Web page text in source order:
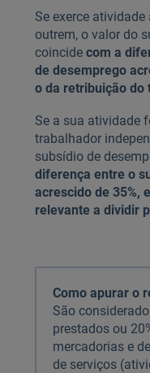
Se exerce
outrem, o valor do
coincide com a
de desemprego
o da retribuição do
Se a sua atividade
trabalhador
subsídio de
diferença entre o
acrescido de 35%,
relevante a dividir
Como apurar o
São
prestados ou
mercadorias e
de serviços